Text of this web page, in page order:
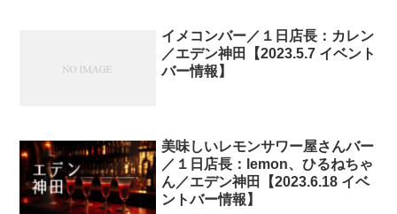
イメコンバー／１日店長：カレン
／エデン神田【2023.5.7 イベント
バー情報】
美味しいレモンサワー屋さんバー
／１日店長：lemon、ひるねちゃ
ん／エデン神田【2023.6.18 イベ
ントバー情報】